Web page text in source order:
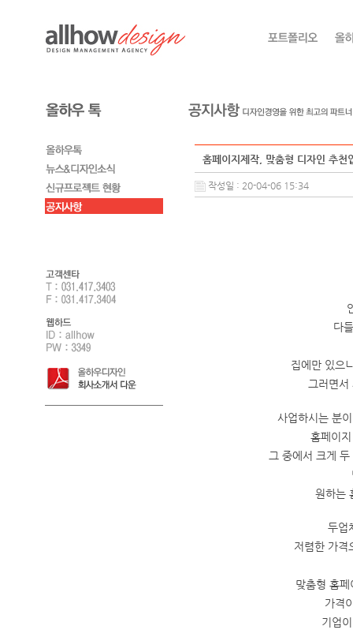
홈페이지제작, 맞춤형 디자인 추천
작성일 : 20-04-06 15:34
다
집에만 있으
그러면
사업하시는 분
홈페이
그 중에서 크게
원하는
두업
저렴한 가격
맞춤형 홈
가격
기업